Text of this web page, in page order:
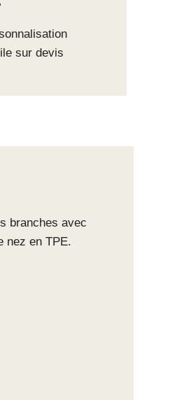
sur devis
branches avec
nez en TPE.